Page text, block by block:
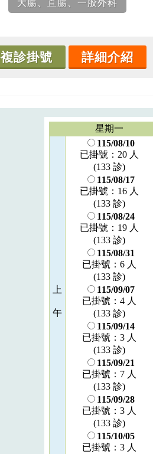
大腸、直腸、一般外科
複診掛號 詳細介紹